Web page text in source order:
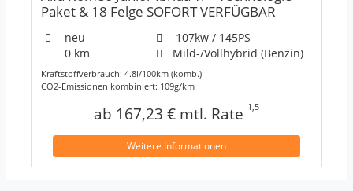
Paket & 18 Felge SOFORT VERFÜGBAR
neu
107kw / 145PS
0 km
Mild-/Vollhybrid (Benzin)
Kraftstoffverbrauch: 4.8l/100km (komb.)
CO2-Emissionen kombiniert: 109g/km
ab 167,23 € mtl. Rate 1,5
Weitere Informationen